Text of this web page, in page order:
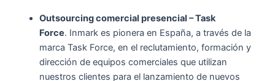
Outsourcing comercial presencial – Task
Force. Inmark es pionera en España, a través de la
marca Task Force, en el reclutamiento, formación y
dirección de equipos comerciales que utilizan
nuestros clientes para el lanzamiento de nuevos